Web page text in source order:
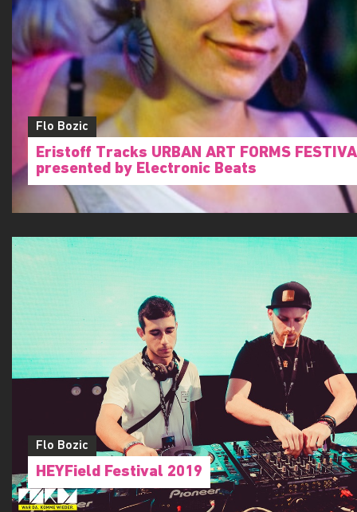
Flo Bozic
Eristoff Tracks URBAN ART FORMS
presented by Electronic Beats
Flo Bozic
HEYField Festival 2019